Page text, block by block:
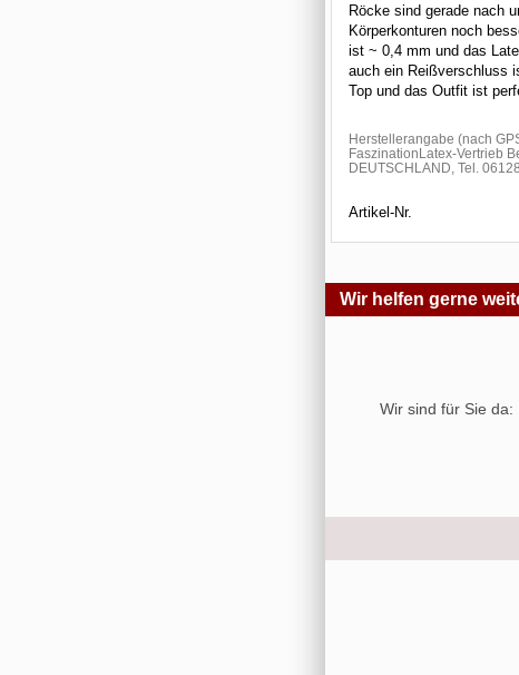
Röcke sind gerade nach
Körperkonturen noch
ist ~ 0,4 mm und das
auch ein Reißverschluss
Top und das Outfit ist
Herstellerangabe (nach
FaszinationLatex-Vertrieb
DEUTSCHLAND, Tel.
Artikel-Nr.
Wir helfen gerne
Wir sind für Sie